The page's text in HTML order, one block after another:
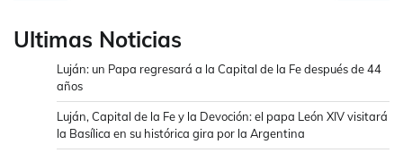
Ultimas Noticias
Luján: un Papa regresará a la Capital de la Fe después de 44
años
Luján, Capital de la Fe y la Devoción: el papa León XIV visitará
la Basílica en su histórica gira por la Argentina